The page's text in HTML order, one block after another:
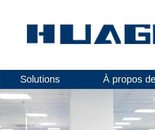
Solutions À propos